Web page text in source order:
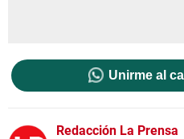
Unirme al
Redacción La Prensa